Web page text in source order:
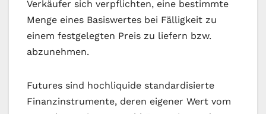
Verkäufer sich verpflichten, eine bestimmte
Menge eines Basiswertes bei Fälligkeit zu
einem festgelegten Preis zu liefern bzw.
abzunehmen.
Futures sind hochliquide standardisierte
Finanzinstrumente, deren eigener Wert vom